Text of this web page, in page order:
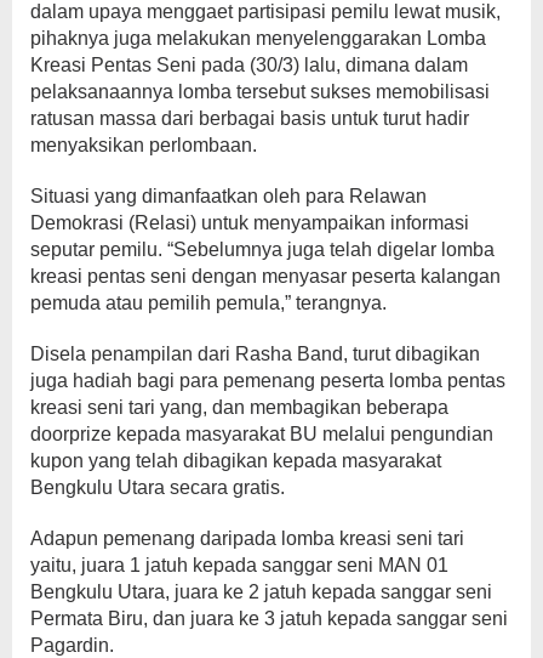
dalam upaya menggaet partisipasi pemilu lewat musik,
pihaknya juga melakukan menyelenggarakan Lomba
Kreasi Pentas Seni pada (30/3) lalu, dimana dalam
pelaksanaannya lomba tersebut sukses memobilisasi
ratusan massa dari berbagai basis untuk turut hadir
menyaksikan perlombaan.
Situasi yang dimanfaatkan oleh para Relawan
Demokrasi (Relasi) untuk menyampaikan informasi
seputar pemilu. “Sebelumnya juga telah digelar lomba
kreasi pentas seni dengan menyasar peserta kalangan
pemuda atau pemilih pemula,” terangnya.
Disela penampilan dari Rasha Band, turut dibagikan
juga hadiah bagi para pemenang peserta lomba pentas
kreasi seni tari yang, dan membagikan beberapa
doorprize kepada masyarakat BU melalui pengundian
kupon yang telah dibagikan kepada masyarakat
Bengkulu Utara secara gratis.
Adapun pemenang daripada lomba kreasi seni tari
yaitu, juara 1 jatuh kepada sanggar seni MAN 01
Bengkulu Utara, juara ke 2 jatuh kepada sanggar seni
Permata Biru, dan juara ke 3 jatuh kepada sanggar seni
Pagardin.